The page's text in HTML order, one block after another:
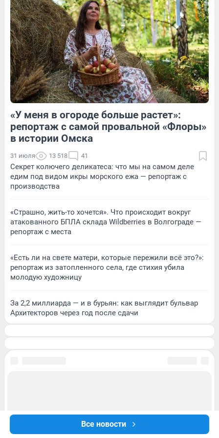
Все новости
Обсудить Обсудить
1 Обсудить 3 Обсудить
«У меня в огороде больше растет»:
репортаж с самой провальной «Флоры»
в истории Омска
31 июля 13 518 41
Секрет колючего деликатеса: что мы на самом деле
едим под видом икры морского ежа — репортаж с
производства
«Страшно, жить-то хочется». Что происходит вокруг
атакованного БПЛА склада Wildberries в Волгограде —
репортаж с места
«Есть ли на свете матери, которые пережили всё это?»:
репортаж из затопленного села, где стихия убила
молодую художницу
За 2,2 миллиарда — и в бурьян: как выглядит бульвар
Архитекторов через год после сдачи